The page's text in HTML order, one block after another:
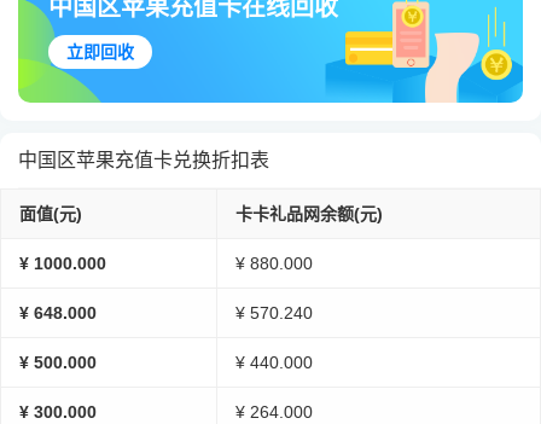
中国区苹果充值卡在线回收
立即回收
中国区苹果充值卡兑换折扣表
面值(元) 卡卡礼品网余额(元)
¥ 1000.000 ¥ 880.000
¥ 648.000 ¥ 570.240
¥ 500.000 ¥ 440.000
¥ 300.000 ¥ 264.000